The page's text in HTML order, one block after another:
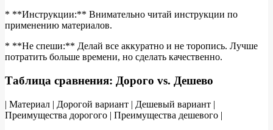
* **Инструкции:** Внимательно читай инструкции по
применению материалов.
* **Не спеши:** Делай все аккуратно и не торопись. Лучше
потратить больше времени, но сделать качественно.
Таблица сравнения: Дорого vs. Дешево
| Материал | Дорогой вариант | Дешевый вариант |
Преимущества дорогого | Преимущества дешевого |